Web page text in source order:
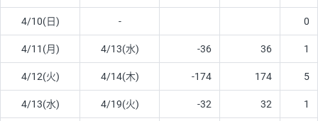
4/10(日) - 0
4/11(月) 4/13(水) -36 36 1
4/12(火) 4/14(木) -174 174 5
4/13(水) 4/19(火) -32 32 1